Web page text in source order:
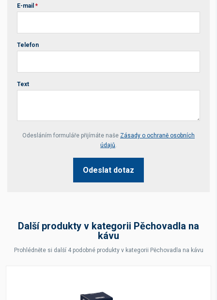
E-mail *
Telefon
Text
Your website *
Odesláním formuláře přijímáte naše Zásady o ochraně osobních
údajů.
Odeslat dotaz
Další produkty v kategorii Pěchovadla na
kávu
Prohlédněte si další 4 podobné produkty v kategorii Pěchovadla na kávu